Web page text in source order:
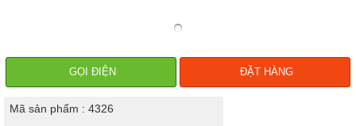
GỌI ĐIỆN ĐẶT HÀNG
Mã sản phẩm : 4326